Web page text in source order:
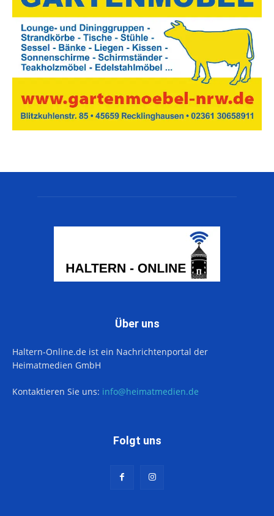
Über uns
Haltern-Online.de ist ein Nachrichtenportal der
Heimatmedien GmbH
Kontaktieren Sie uns: info@heimatmedien.de
Folgt uns